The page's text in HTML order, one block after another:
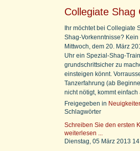
Collegiate
Ihr möchtet bei Collegiate
Shag-Vorkenntnisse?
Mittwoch, dem 20. März
Uhr ein Spezial-Shag-
grundschrittsicher zu
einsteigen könnt.
Tanzerfahrung (ab
nicht nötigt, kommt
Freigegeben in
Schlagwörter
Schreiben Sie den ersten
weiterlesen ...
Dienstag, 05 März 2013